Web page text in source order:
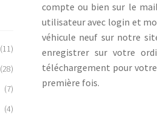
compte ou bien sur le
utilisateur avec login et
véhicule neuf sur notre
enregistrer sur votre
téléchargement pour
première fois.
(11)
(28)
(7)
(4)